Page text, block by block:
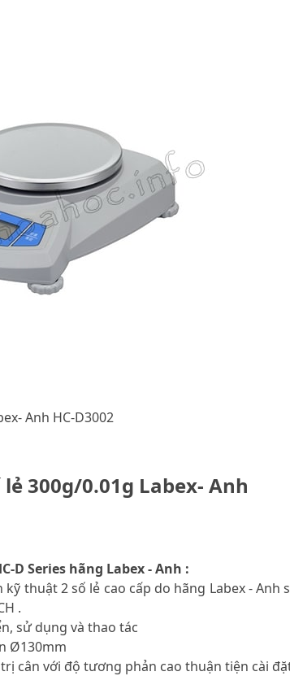
Anh HC-D3002
300g/0.01g Labex- Anh
D Series hãng Labex - Anh :
kỹ thuật 2 số lẻ cao cấp do hãng Labex -
.
sử dụng và thao tác
Ø130mm
cân với độ tương phản cao thuận tiện cài